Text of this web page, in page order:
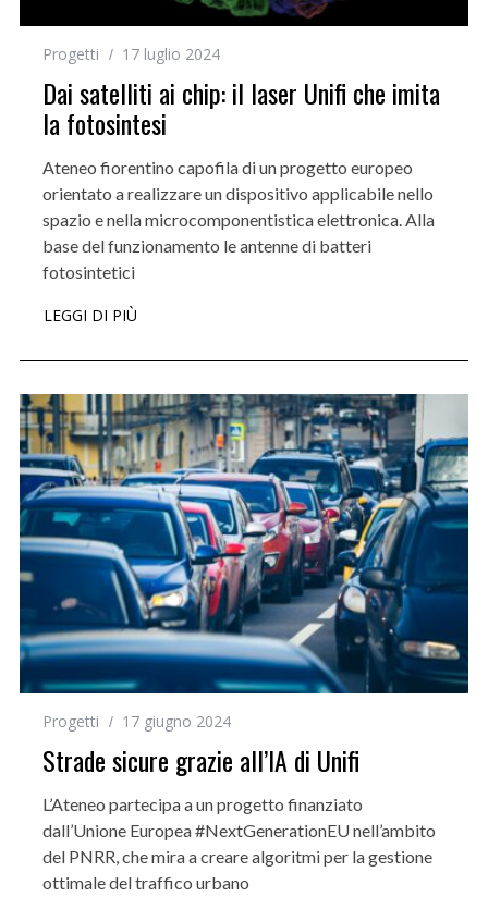
Progetti 17 luglio 2024
Dai satelliti ai chip: il laser Unifi che imita
la fotosintesi
Ateneo fiorentino capofila di un progetto europeo
orientato a realizzare un dispositivo applicabile nello
spazio e nella microcomponentistica elettronica. Alla
base del funzionamento le antenne di batteri
fotosintetici
LEGGI DI PIÙ
Progetti 17 giugno 2024
Strade sicure grazie all’IA di Unifi
L’Ateneo partecipa a un progetto finanziato
dall’Unione Europea #NextGenerationEU nell’ambito
del PNRR, che mira a creare algoritmi per la gestione
ottimale del traffico urbano